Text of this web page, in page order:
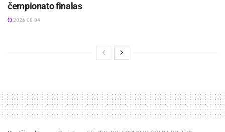
čempionato finalas
2026-08-04